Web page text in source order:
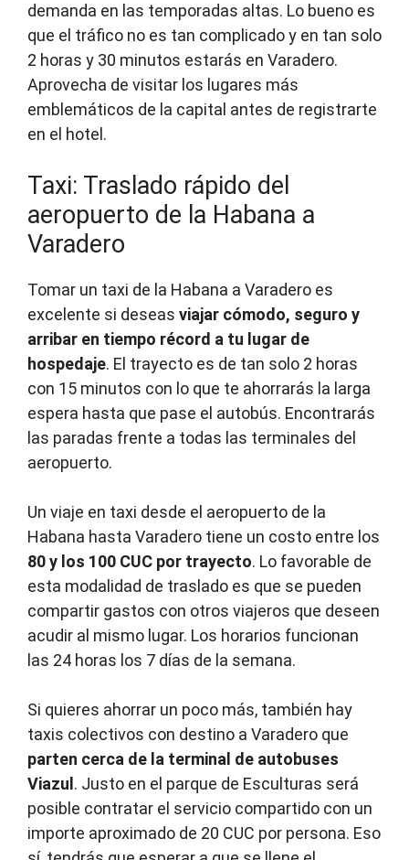
demanda en las temporadas altas. Lo bueno es
que el tráfico no es tan complicado y en tan solo
2 horas y 30 minutos estarás en Varadero.
Aprovecha de visitar los lugares más
emblemáticos de la capital antes de registrarte
en el hotel.
Taxi: Traslado rápido del
aeropuerto de la Habana a
Varadero
Tomar un taxi de la Habana a Varadero es
excelente si deseas viajar cómodo, seguro y
arribar en tiempo récord a tu lugar de
hospedaje. El trayecto es de tan solo 2 horas
con 15 minutos con lo que te ahorrarás la larga
espera hasta que pase el autobús. Encontrarás
las paradas frente a todas las terminales del
aeropuerto.
Un viaje en taxi desde el aeropuerto de la
Habana hasta Varadero tiene un costo entre los
80 y los 100 CUC por trayecto. Lo favorable de
esta modalidad de traslado es que se pueden
compartir gastos con otros viajeros que deseen
acudir al mismo lugar. Los horarios funcionan
las 24 horas los 7 días de la semana.
Si quieres ahorrar un poco más, también hay
taxis colectivos con destino a Varadero que
parten cerca de la terminal de autobuses
Viazul . Justo en el parque de Esculturas será
posible contratar el servicio compartido con un
importe aproximado de 20 CUC por persona. Eso